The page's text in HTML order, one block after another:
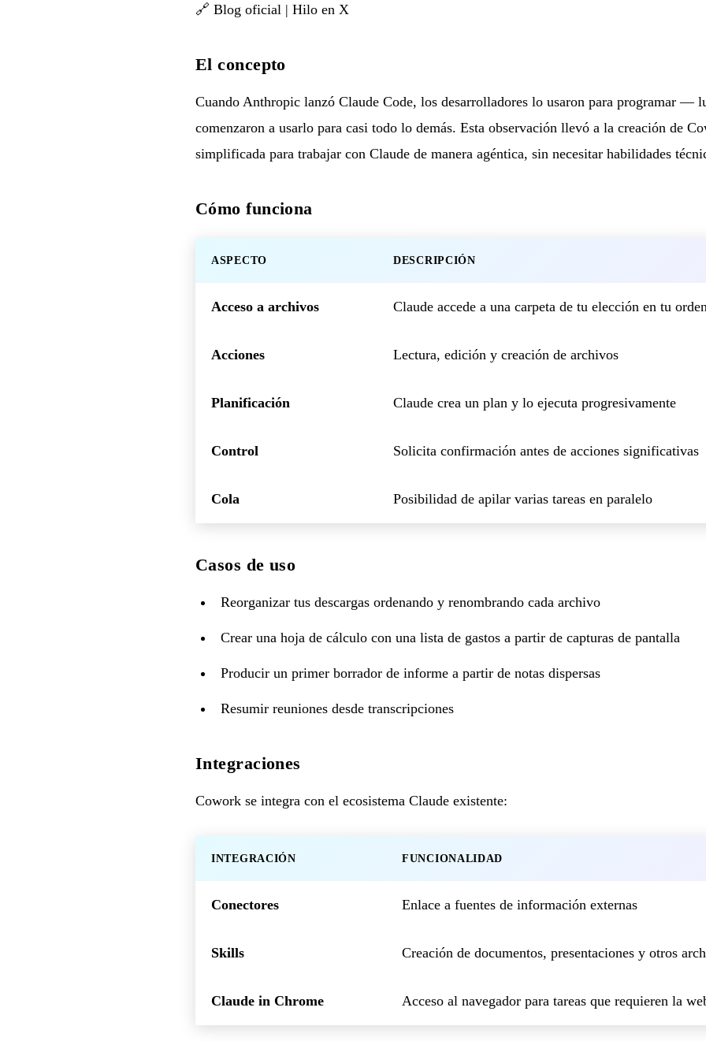
🔗 Blog oficial | Hilo en X
El concepto
Cuando Anthropic lanzó Claude Code, los desarrolladores lo usaron para programar —
comenzaron a usarlo para casi todo lo demás. Esta observación llevó a la creación de
simplificada para trabajar con Claude de manera agéntica, sin necesitar habilidades
Cómo funciona
ASPECTO DESCRIPCIÓN
Acceso a archivos Claude accede a una carpeta de tu elección en tu
Acciones Lectura, edición y creación de archivos
Planificación Claude crea un plan y lo ejecuta progresivamente
Control Solicita confirmación antes de acciones significativas
Cola Posibilidad de apilar varias tareas en paralelo
Casos de uso
Reorganizar tus descargas ordenando y renombrando cada archivo
Crear una hoja de cálculo con una lista de gastos a partir de capturas de pantalla
Producir un primer borrador de informe a partir de notas dispersas
Resumir reuniones desde transcripciones
Integraciones
Cowork se integra con el ecosistema Claude existente:
INTEGRACIÓN FUNCIONALIDAD
Conectores Enlace a fuentes de información externas
Skills Creación de documentos, presentaciones y otros
Claude in Chrome Acceso al navegador para tareas que requieren la